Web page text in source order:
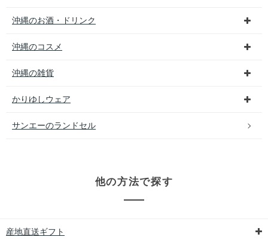
沖縄のお酒・ドリンク
沖縄のコスメ
沖縄の雑貨
かりゆしウェア
サンエーのランドセル
他の方法で探す
産地直送ギフト